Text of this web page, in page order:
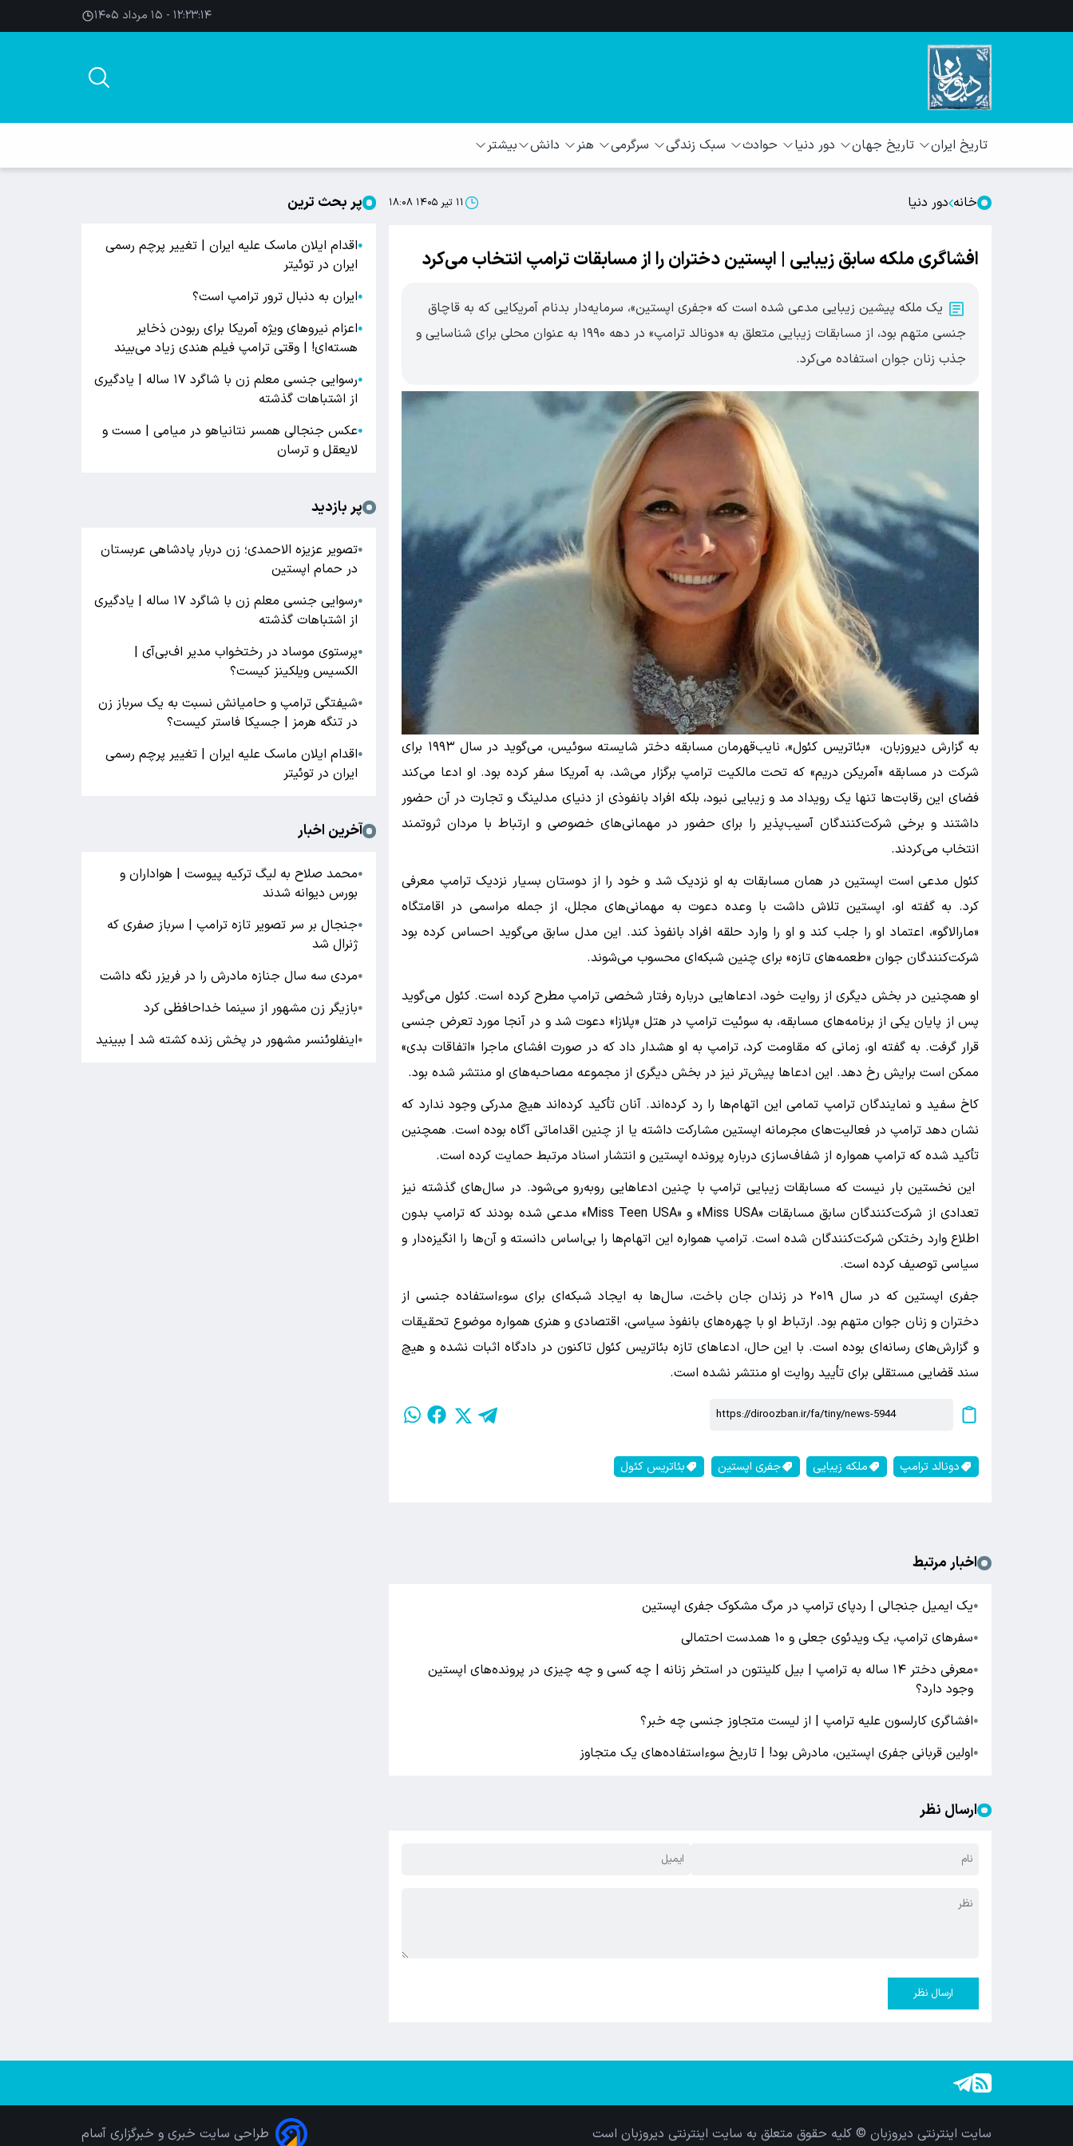
۱۲:۲۳:۱۵ - ۱۵ مرداد ۱۴۰۵
تاریخ ایران تاریخ جهان دور دنیا حوادث سبک زندگی سرگرمی هنر دانش بیشتر
خانه دور دنیا ۱۱ تیر ۱۴۰۵ ۱۸:۰۸
افشاگری ملکه سابق زیبایی | اپستین دختران را از مسابقات ترامپ انتخاب می‌کرد
یک ملکه پیشین زیبایی مدعی شده است که «جفری اپستین»، سرمایه‌دار بدنام آمریکایی که به قاچاق
جنسی متهم بود، از مسابقات زیبایی متعلق به «دونالد ترامپ» در دهه ۱۹۹۰ به عنوان محلی برای شناسایی و
جذب زنان جوان استفاده می‌کرد.
به گزارش دیروزبان، «بئاتریس کئول»، نایب‌قهرمان مسابقه دختر شایسته سوئیس، می‌گوید در سال ۱۹۹۳ برای
شرکت در مسابقه «آمریکن دریم» که تحت مالکیت ترامپ برگزار می‌شد، به آمریکا سفر کرده بود. او ادعا می‌کند
فضای این رقابت‌ها تنها یک رویداد مد و زیبایی نبود، بلکه افراد بانفوذی از دنیای مدلینگ و تجارت در آن حضور
داشتند و برخی شرکت‌کنندگان آسیب‌پذیر را برای حضور در مهمانی‌های خصوصی و ارتباط با مردان ثروتمند
انتخاب می‌کردند.
کئول مدعی است اپستین در همان مسابقات به او نزدیک شد و خود را از دوستان بسیار نزدیک ترامپ معرفی
کرد. به گفته او، اپستین تلاش داشت با وعده دعوت به مهمانی‌های مجلل، از جمله مراسمی در اقامتگاه
«مارالاگو»، اعتماد او را جلب کند و او را وارد حلقه افراد بانفوذ کند. این مدل سابق می‌گوید احساس کرده بود
شرکت‌کنندگان جوان «طعمه‌های تازه» برای چنین شبکه‌ای محسوب می‌شوند.
او همچنین در بخش دیگری از روایت خود، ادعاهایی درباره رفتار شخصی ترامپ مطرح کرده است. کئول می‌گوید
پس از پایان یکی از برنامه‌های مسابقه، به سوئیت ترامپ در هتل «پلازا» دعوت شد و در آنجا مورد تعرض جنسی
قرار گرفت. به گفته او، زمانی که مقاومت کرد، ترامپ به او هشدار داد که در صورت افشای ماجرا «اتفاقات بدی»
ممکن است برایش رخ دهد. این ادعاها پیش‌تر نیز در بخش دیگری از مجموعه مصاحبه‌های او منتشر شده بود.
کاخ سفید و نمایندگان ترامپ تمامی این اتهام‌ها را رد کرده‌اند. آنان تأکید کرده‌اند هیچ مدرکی وجود ندارد که
نشان دهد ترامپ در فعالیت‌های مجرمانه اپستین مشارکت داشته یا از چنین اقداماتی آگاه بوده است. همچنین
تأکید شده که ترامپ همواره از شفاف‌سازی درباره پرونده اپستین و انتشار اسناد مرتبط حمایت کرده است.
این نخستین بار نیست که مسابقات زیبایی ترامپ با چنین ادعاهایی روبه‌رو می‌شود. در سال‌های گذشته نیز
تعدادی از شرکت‌کنندگان سابق مسابقات «Miss USA» و «Miss Teen USA» مدعی شده بودند که ترامپ بدون
اطلاع وارد رختکن شرکت‌کنندگان شده است. ترامپ همواره این اتهام‌ها را بی‌اساس دانسته و آن‌ها را انگیزه‌دار و
سیاسی توصیف کرده است.
جفری اپستین که در سال ۲۰۱۹ در زندان جان باخت، سال‌ها به ایجاد شبکه‌ای برای سوءاستفاده جنسی از
دختران و زنان جوان متهم بود. ارتباط او با چهره‌های بانفوذ سیاسی، اقتصادی و هنری همواره موضوع تحقیقات
و گزارش‌های رسانه‌ای بوده است. با این حال، ادعاهای تازه بئاتریس کئول تاکنون در دادگاه اثبات نشده و هیچ
سند قضایی مستقلی برای تأیید روایت او منتشر نشده است.
دونالد ترامپ ملکه زیبایی جفری اپستین بئاتریس کئول
اخبار مرتبط
●یک ایمیل جنجالی | ردپای ترامپ در مرگ مشکوک جفری اپستین
●سفرهای ترامپ، یک ویدئوی جعلی و ۱۰ همدست احتمالی
●
معرفی دختر ۱۴ ساله به ترامپ | بیل‌ کلینتون در استخر زنانه | چه کسی و چه چیزی در پرونده‌های اپستین
وجود دارد؟
●افشاگری کارلسون علیه ترامپ | از لیست متجاوز جنسی چه خبر؟
●اولین قربانی جفری اپستین،‌ مادرش بود! | تاریخ سوءاستفاده‌های یک متجاوز
ارسال نظر
ارسال نظر
پر بحث ترین
●اقدام ایلان ماسک علیه ایران | تغییر پرچم رسمی
ایران در توئیتر
●ایران به دنبال ترور ترامپ است؟
●اعزام نیروهای ویژه آمریکا برای ربودن ذخایر
هسته‌ای! | وقتی ترامپ فیلم هندی زیاد می‌بیند
●
رسوایی جنسی معلم زن با شاگرد ۱۷ ساله | یادگیری
از اشتباهات گذشته
●عکس جنجالی همسر نتانیاهو در میامی | مست و
لایعقل و ترسان
پر بازدید
●تصویر عزیزه الاحمدی؛ زن دربار پادشاهی عربستان
در حمام اپستین
●
رسوایی جنسی معلم زن با شاگرد ۱۷ ساله | یادگیری
از اشتباهات گذشته
●پرستوی موساد در رختخواب مدیر اف‌بی‌آی |
الکسیس ویلکینز کیست؟
●شیفتگی ترامپ و حامیانش نسبت به یک سرباز زن
در تنگه هرمز | جسیکا فاستر کیست؟
●اقدام ایلان ماسک علیه ایران | تغییر پرچم رسمی
ایران در توئیتر
آخرین اخبار
●محمد صلاح به لیگ ترکیه پیوست | هواداران و
بورس دیوانه شدند
●جنجال بر سر تصویر تازه ترامپ | سرباز صفری که
ژنرال شد
●مردی سه سال جنازه مادرش را در فریزر نگه داشت
●بازیگر زن مشهور از سینما خداحافظی کرد
●اینفلوئنسر مشهور در پخش زنده کشته شد | ببینید
سایت اینترنتی دیروزبان © کلیه حقوق متعلق به سایت اینترنتی دیروزبان است طراحی سایت خبری و خبرگزاری آسام